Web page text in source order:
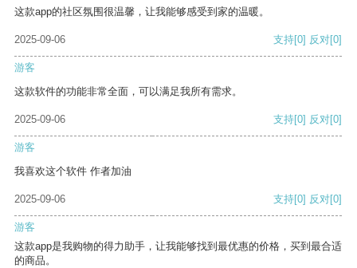
这款app的社区氛围很温馨，让我能够感受到家的温暖。
2025-09-06 支持[0] 反对[0]
游客
这款软件的功能非常全面，可以满足我所有需求。
2025-09-06 支持[0] 反对[0]
游客
我喜欢这个软件 作者加油
2025-09-06 支持[0] 反对[0]
游客
这款app是我购物的得力助手，让我能够找到最优惠的价格，买到最合适
的商品。